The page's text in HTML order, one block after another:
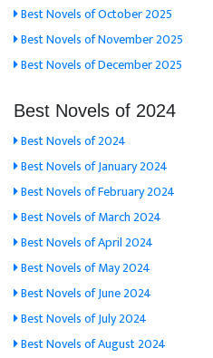
Best Novels of October 2025
Best Novels of November 2025
Best Novels of December 2025
Best Novels of 2024
Best Novels of 2024
Best Novels of January 2024
Best Novels of February 2024
Best Novels of March 2024
Best Novels of April 2024
Best Novels of May 2024
Best Novels of June 2024
Best Novels of July 2024
Best Novels of August 2024